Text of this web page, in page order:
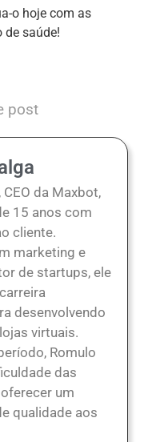
o hoje com as
de saúde!
post
da Maxbot,
15 anos com
cliente.
marketing e
de startups, ele
desenvolvendo
virtuais.
Romulo
das
um
qualidade aos